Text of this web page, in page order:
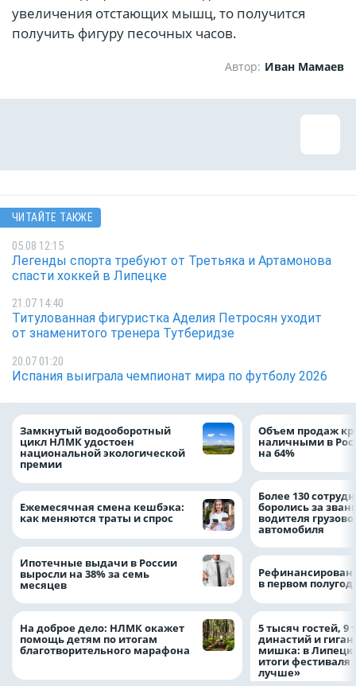
увеличения отстающих мышц, то получится
получить фигуру песочных часов.
Автор: Иван Мамаев
ЧИТАЙТЕ ТАКЖЕ
05.08 12:15
Легенды спорта требуют от Третьяка и Артамонова
спасти хоккей в Липецке
21.07 14:40
Титулованная фигуристка Аделия Петросян уходит
от знаменитого тренера Тутберидзе
20.07 01:20
Испания выиграла чемпионат мира по футболу 2026
Замкнутый водооборотный
цикл НЛМК удостоен
национальной экологической
премии
Ежемесячная смена кешбэка:
как меняются траты и спрос
Ипотечные выдачи в России
выросли на 38% за семь
месяцев
На доброе дело: НЛМК окажет
помощь детям по итогам
благотворительного марафона
Объем продаж
наличными в
на 64%
Более 130
боролись за
водителя
автомобиля
в первом
5 тысяч гостей, 9
династий и
мишка: в
итоги фестиваля
лучше»